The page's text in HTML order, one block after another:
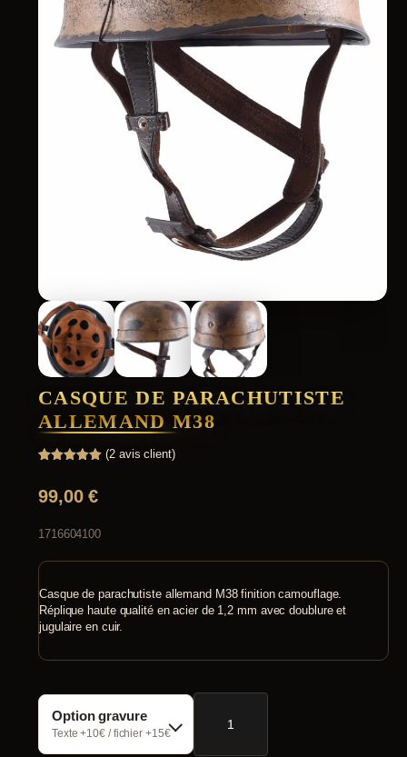
CASQUE DE PARACHUTISTE
ALLEMAND M38
basé sur
notations
(2 avis client)
99,00€
1716604100
Casque de parachutiste allemand M38 finition camouflage.
Réplique haute qualité en acier de 1,2 mm avec doublure et
jugulaire en cuir.
Option gravure
Texte +10€ / fichier +15€
quantité
Casque
de